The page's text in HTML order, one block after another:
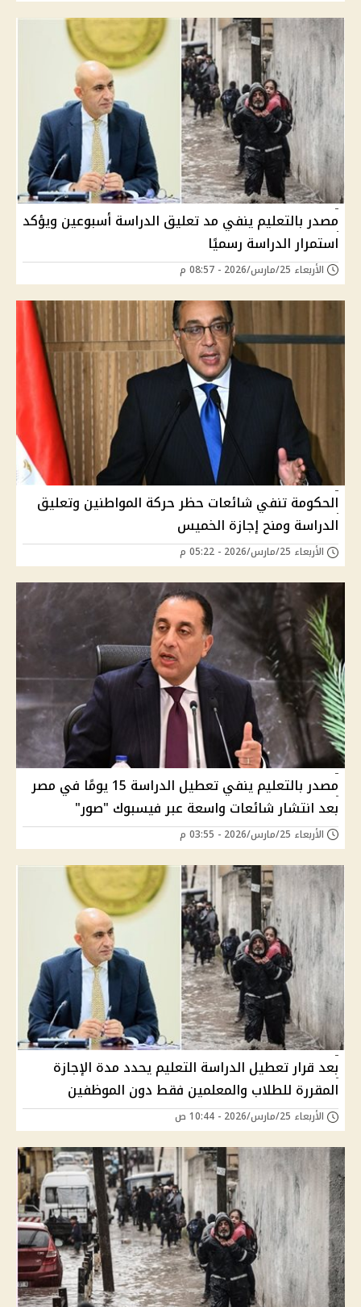
مصدر بالتعليم ينفي مد تعليق الدراسة أسبوعين ويؤكد
استمرار الدراسة رسميًا
الأربعاء 25/مارس/2026 - 08:57 م
الحكومة تنفي شائعات حظر حركة المواطنين وتعليق
الدراسة ومنح إجازة الخميس
الأربعاء 25/مارس/2026 - 05:22 م
مصدر بالتعليم ينفي تعطيل الدراسة 15 يومًا في مصر
بعد انتشار شائعات واسعة عبر فيسبوك "صور"
الأربعاء 25/مارس/2026 - 03:55 م
بعد قرار تعطيل الدراسة التعليم يحدد مدة الإجازة
المقررة للطلاب والمعلمين فقط دون الموظفين
الأربعاء 25/مارس/2026 - 10:44 ص